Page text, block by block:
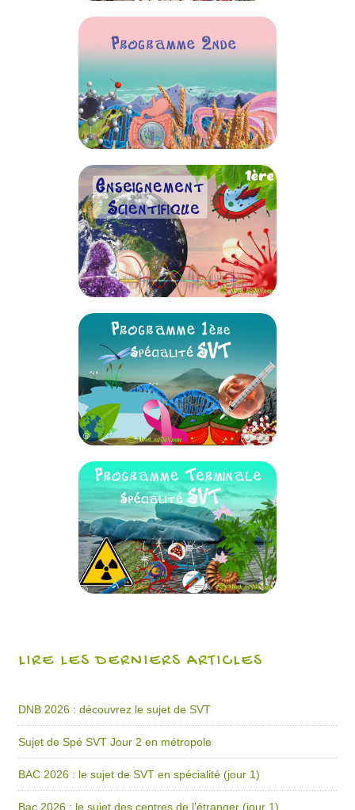
LIRE LES DERNIERS ARTICLES
DNB 2026 : découvrez le sujet de SVT
Sujet de Spé SVT Jour 2 en métropole
BAC 2026 : le sujet de SVT en spécialité (jour 1)
Bac 2026 : le sujet des centres de l’étranger (jour 1)